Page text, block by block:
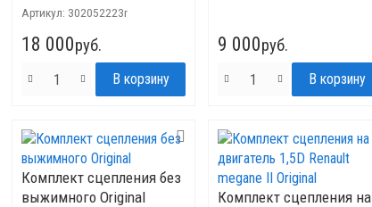
Артикул: 302052223r
18 000руб. 9 000руб.
Комплект сцепления без
выжимного Original
Комплект сцепления на